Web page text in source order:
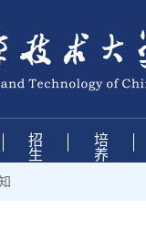
招
生
培
养